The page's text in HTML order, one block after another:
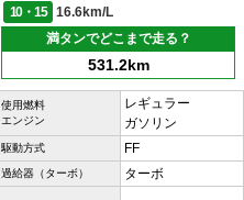
10・15
16.6km/L
満タンでどこまで走る？
531.2km
使用燃料
エンジン
レギュラー
ガソリン
駆動方式 FF
過給器（ターボ） ターボ